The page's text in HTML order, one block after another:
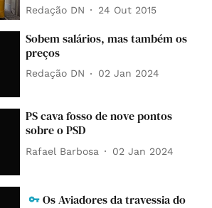
Redação DN 24 Out 2015
Sobem salários, mas também os
preços
Redação DN 02 Jan 2024
PS cava fosso de nove pontos
sobre o PSD
Rafael Barbosa 02 Jan 2024
Os Aviadores da travessia do